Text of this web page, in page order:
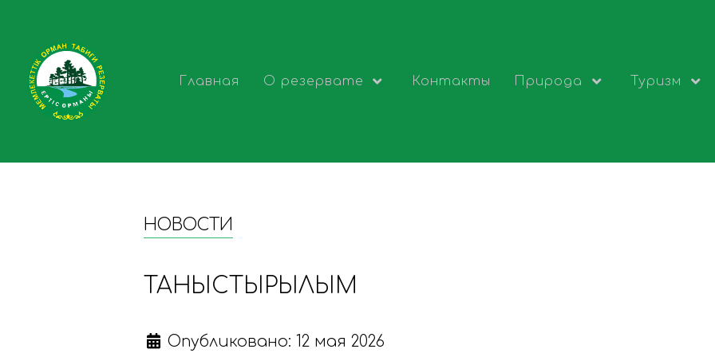
Главная О резервате Контакты Природа Туризм
НОВОСТИ
ТАНЫСТЫРЫЛЫМ
Опубликовано: 12 мая 2026